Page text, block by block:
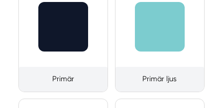
Primär Primär ljus